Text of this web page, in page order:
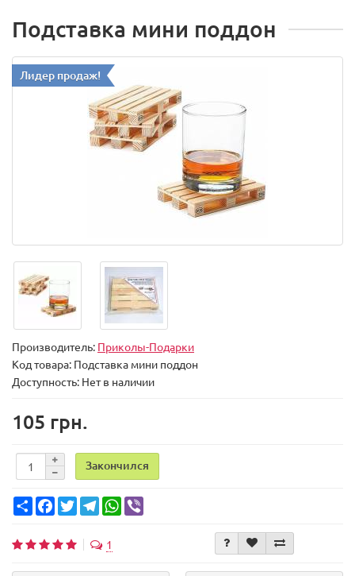
Подставка мини поддон
Лидер продаж!
Производитель: Приколы-Подарки
Код товара: Подставка мини поддон
Доступность: Нет в наличии
105 грн.
Закончился
Share FacebookTwitterTelegramWhatsApp
1